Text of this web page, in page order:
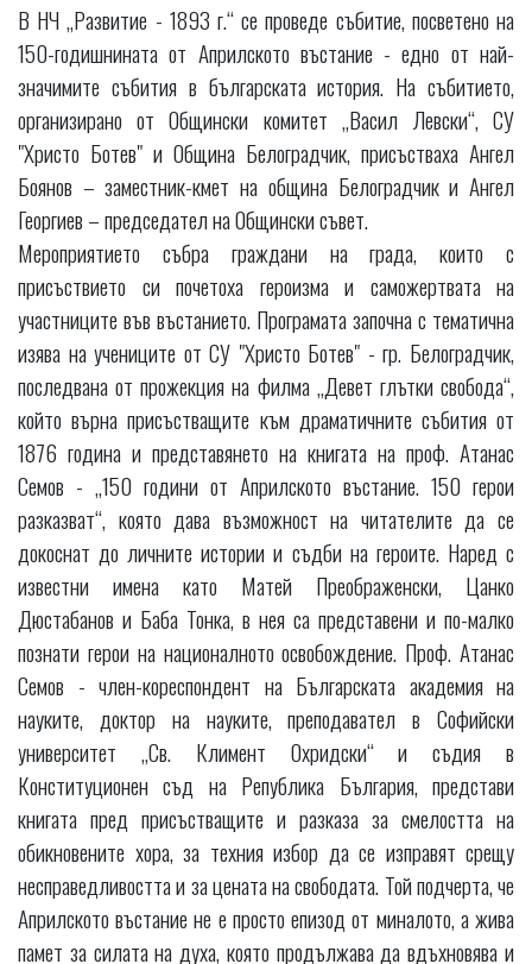
В НЧ „Развитие - 1893 г.“ се проведе събитие, посветено на
150-годишнината от Априлското въстание - едно от най-
значимите събития в българската история. На събитието,
организирано от Общински комитет „Васил Левски“, СУ
"Христо Ботев" и Община Белоградчик, присъстваха Ангел
Боянов – заместник-кмет на община Белоградчик и Ангел
Георгиев – председател на Общински съвет.
Мероприятието събра граждани на града, които с
присъствието си почетоха героизма и саможертвата на
участниците във въстанието. Програмата започна с тематична
изява на учениците от СУ "Христо Ботев" - гр. Белоградчик,
последвана от прожекция на филма „Девет глътки свобода“,
който върна присъстващите към драматичните събития от
1876 година и представянето на книгата на проф. Атанас
Семов - „150 години от Априлското въстание. 150 герои
разказват“, която дава възможност на читателите да се
докоснат до личните истории и съдби на героите. Наред с
известни имена като Матей Преображенски, Цанко
Дюстабанов и Баба Тонка, в нея са представени и по-малко
познати герои на националното освобождение. Проф. Атанас
Семов - член-кореспондент на Българската академия на
науките, доктор на науките, преподавател в Софийски
университет „Св. Климент Охридски“ и съдия в
Конституционен съд на Република България, представи
книгата пред присъстващите и разказа за смелостта на
обикновените хора, за техния избор да се изправят срещу
несправедливостта и за цената на свободата. Той подчерта, че
Априлското въстание не е просто епизод от миналото, а жива
памет за силата на духа, която продължава да вдъхновява и